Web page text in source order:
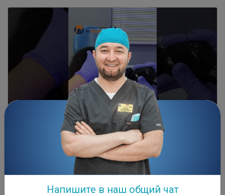
Лечение гайморита
► Посмотреть Записаться
Напишите в наш общий чат